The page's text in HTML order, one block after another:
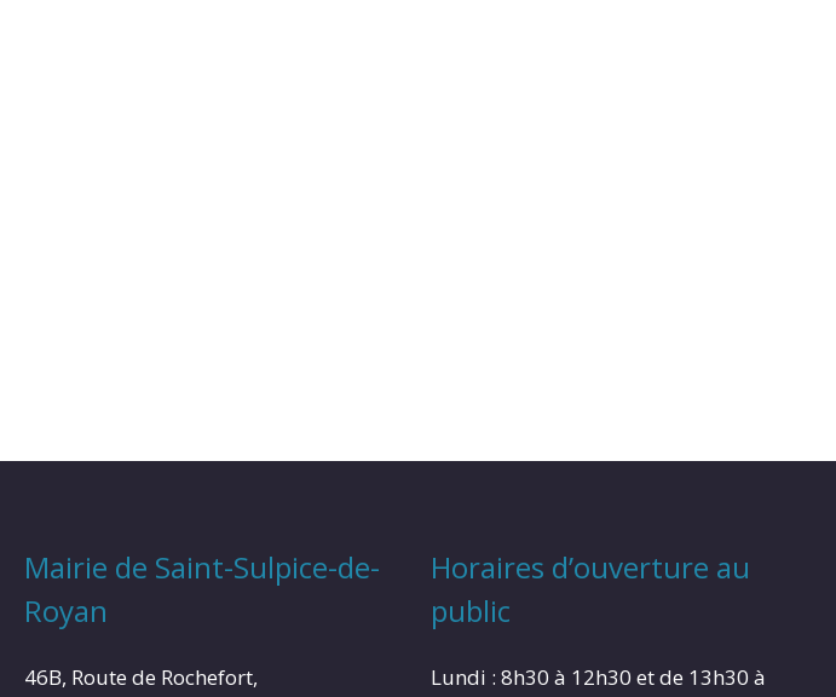
Mairie de Saint-Sulpice-de-
Royan
46B, Route de Rochefort,
Horaires d’ouverture au
public
Lundi : 8h30 à 12h30 et de 13h30 à